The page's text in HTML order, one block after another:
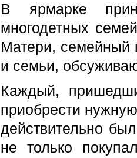
В ярмарке
многодетных
Матери, семейный
и семьи,
Каждый,
приобрести
действительно
не только